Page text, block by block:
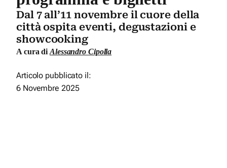
Dal 7 all’11 novembre il cuore della
città ospita eventi, degustazioni e
showcooking
A cura di Alessandro Cipolla
Articolo pubblicato il:
6 Novembre 2025